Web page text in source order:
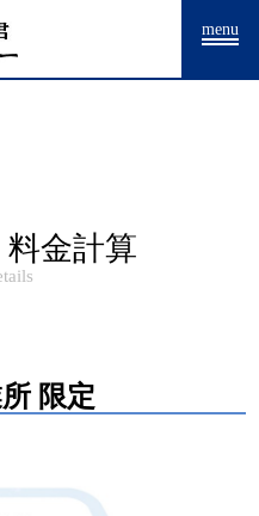
in
include/access_log.phpon
menu
金計算
限定